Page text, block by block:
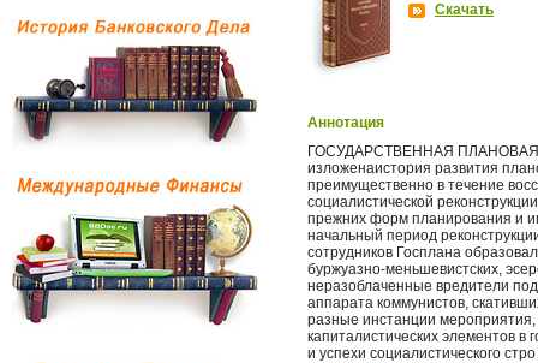
Скачать
Аннотация
ГОСУДАРСТВЕННАЯ ПЛАНОВАЯ
изложенаистория развития
преимущественно в течение
социалистической
прежних форм планирования и
начальный период
сотрудников Госплана
буржуазно-меньшевистских,
неразоблаченные вредители
аппарата коммунистов,
разные инстанции
капиталистических элементов в
и успехи социалистического стро